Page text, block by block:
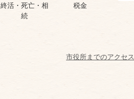
終活・死亡・相
続
税金
市役所までのアクセス